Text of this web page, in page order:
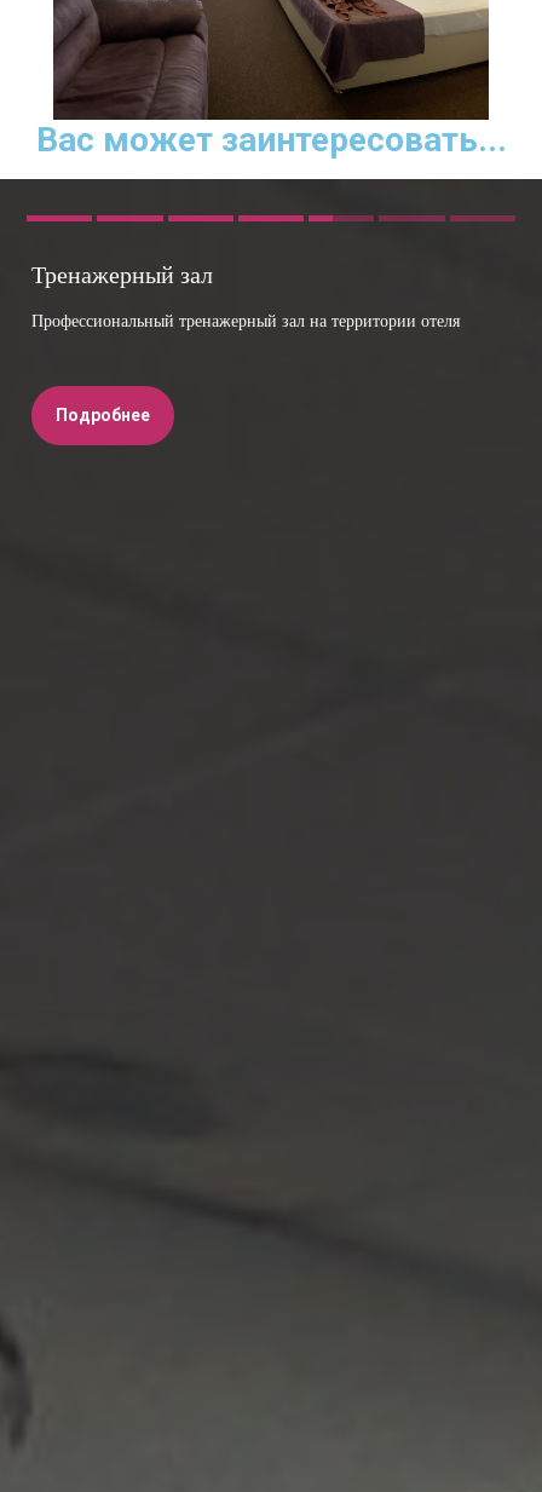
Вас может заинтересовать...
Тренажерный зал
Профессиональный тренажерный зал на территории отеля
Подробнее